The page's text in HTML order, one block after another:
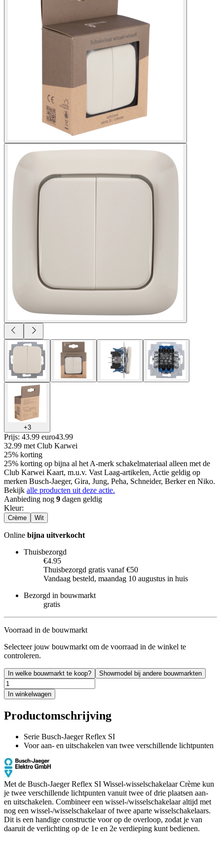
+3
Prijs: 43.99 euro43.99
32.99 met Club Karwei
25% korting
25% korting op bijna al het A-merk schakelmateriaal alleen met de
Club Karwei Kaart, m.u.v. Vast Laag-artikelen, Actie geldig op
merken Busch-Jaeger, Gira, Jung, Peha, Schneider, Berker en Niko.
Bekijk alle producten uit deze actie.
Aanbieding nog 9 dagen geldig
Kleur:
Crème Wit
Online bijna uitverkocht
Thuisbezorgd
€4.95
Thuisbezorgd gratis vanaf €50
Vandaag besteld, maandag 10 augustus in huis
Bezorgd in bouwmarkt
gratis
Voorraad in de bouwmarkt
Selecteer jouw bouwmarkt om de voorraad in de winkel te
controleren.
In welke bouwmarkt te koop? Showmodel bij andere bouwmarkten
In winkelwagen
Productomschrijving
Serie Busch-Jaeger Reflex SI
Voor aan- en uitschakelen van twee verschillende lichtpunten
Met de Busch-Jaeger Reflex SI Wissel-wisselschakelaar Crème kun
je twee verschillende lichtpunten vanuit twee of drie plaatsen aan-
en uitschakelen. Combineer een wissel-/wisselschakelaar altijd met
nog een wissel-/wisselschakelaar of twee aparte wisselschakelaars.
Dit is een handige constructie voor op de overloop, zodat je van
daaruit de verlichting op de 1e en 2e verdieping kunt bedienen.